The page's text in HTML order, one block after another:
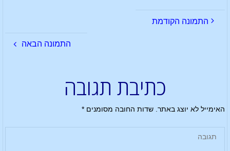
התמונה הקודמת
התמונה הבאה
כתיבת תגובה
האימייל לא יוצג באתר. שדות החובה מסומנים*